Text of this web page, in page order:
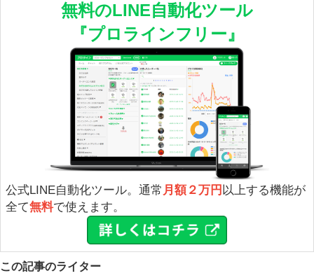
無料のLINE自動化ツール
『プロラインフリー』
公式LINE自動化ツール。通常 月額２万円 以上する機能が
全て無料で使えます。
この記事のライター